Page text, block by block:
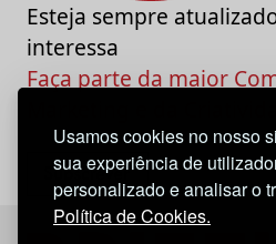
Usamos cookies no nosso
sua experiência de
personalizado e analisar o
Política de Cookies.
Esteja sempre
interessa
Faça parte da maior